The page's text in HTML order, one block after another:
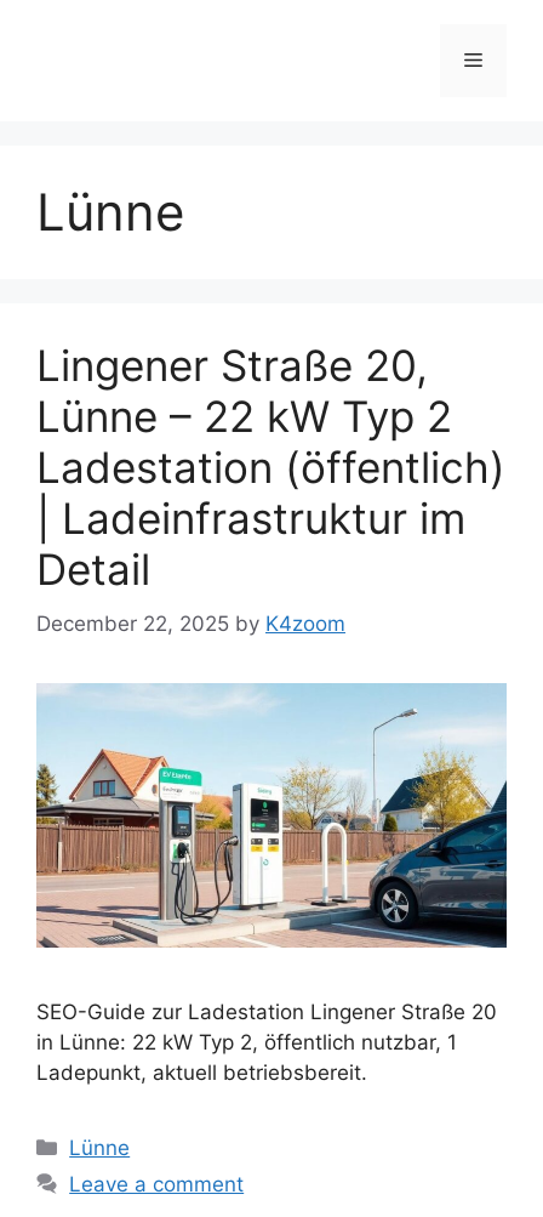
Menu
Lünne
Lingener Straße 20,
Lünne – 22 kW Typ 2
Ladestation (öffentlich)
| Ladeinfrastruktur im
Detail
December 22, 2025 by K4zoom
SEO-Guide zur Ladestation Lingener Straße 20
in Lünne: 22 kW Typ 2, öffentlich nutzbar, 1
Ladepunkt, aktuell betriebsbereit.
Categories
Lünne
Leave a comment